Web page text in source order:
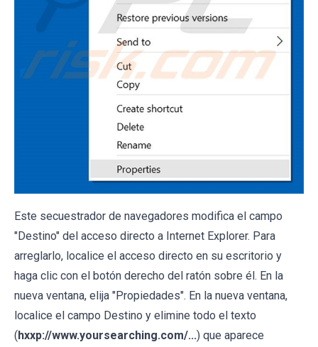
Este secuestrador de navegadores modifica el campo
"Destino" del acceso directo a Internet Explorer. Para
arreglarlo, localice el acceso directo en su escritorio y
haga clic con el botón derecho del ratón sobre él. En la
nueva ventana, elija "Propiedades". En la nueva ventana,
localice el campo Destino y elimine todo el texto
(hxxp://www.yoursearching.com/...) que aparece